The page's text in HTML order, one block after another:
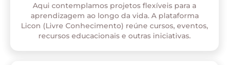
Aqui contemplamos projetos flexíveis para a
aprendizagem ao longo da vida. A plataforma
Licon (Livre Conhecimento) reúne cursos, eventos,
recursos educacionais e outras iniciativas.